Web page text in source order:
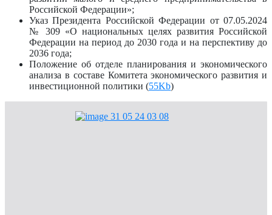
Российской Федерации»;
Указ Президента Российской Федерации от 07.05.2024
№ 309 «О национальных целях развития Российской
Федерации на период до 2030 года и на перспективу до
2036 года;
Положение об отделе планирования и экономического
анализа в составе Комитета экономического развития и
инвестиционной политики (55Kb)